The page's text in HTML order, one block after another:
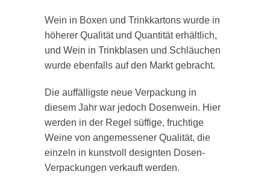
Wein in Boxen und Trinkkartons wurde in
höherer Qualität und Quantität erhältlich,
und Wein in Trinkblasen und Schläuchen
wurde ebenfalls auf den Markt gebracht.
Die auffälligste neue Verpackung in
diesem Jahr war jedoch Dosenwein. Hier
werden in der Regel süffige, fruchtige
Weine von angemessener Qualität, die
einzeln in kunstvoll designten Dosen-
Verpackungen verkauft werden.